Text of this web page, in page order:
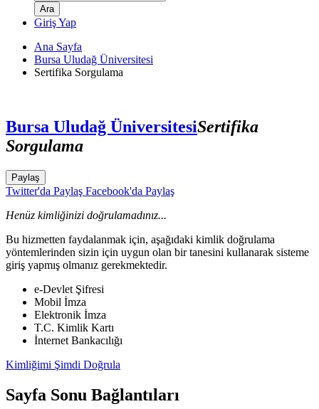
Giriş Yap
Ana Sayfa
Bursa Uludağ Üniversitesi
Sertifika Sorgulama
Bursa Uludağ ÜniversitesiSertifika
Sorgulama
Paylaş
Twitter'da Paylaş Facebook'da Paylaş
Henüz kimliğinizi doğrulamadınız...
Bu hizmetten faydalanmak için, aşağıdaki kimlik doğrulama
yöntemlerinden sizin için uygun olan bir tanesini kullanarak sisteme
giriş yapmış olmanız gerekmektedir.
e-Devlet Şifresi
Mobil İmza
Elektronik İmza
T.C. Kimlik Kartı
İnternet Bankacılığı
Kimliğimi Şimdi Doğrula
Sayfa Sonu Bağlantıları